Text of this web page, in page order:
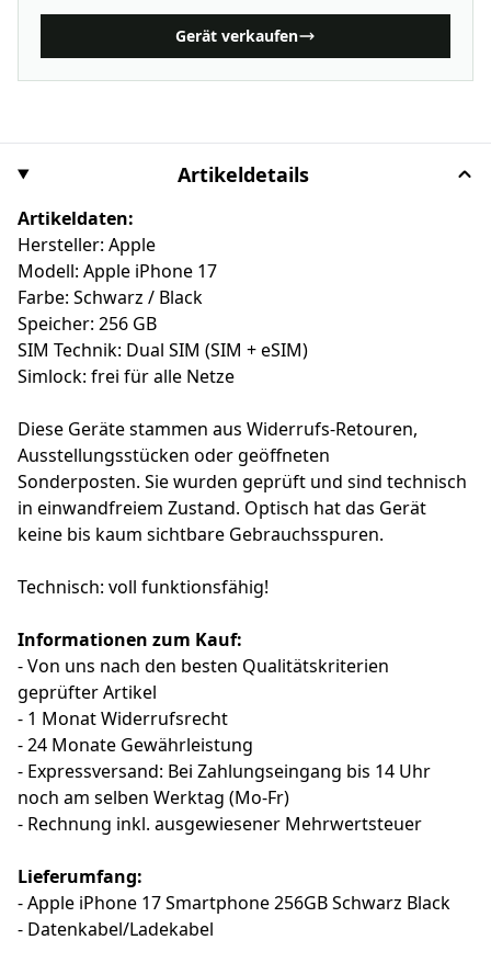
Gerät verkaufen
Artikeldetails
Artikeldaten:
Hersteller: Apple
Modell: Apple iPhone 17
Farbe: Schwarz / Black
Speicher: 256 GB
SIM Technik: Dual SIM (SIM + eSIM)
Simlock: frei für alle Netze
Diese Geräte stammen aus Widerrufs-Retouren,
Ausstellungsstücken oder geöffneten
Sonderposten. Sie wurden geprüft und sind technisch
in einwandfreiem Zustand. Optisch hat das Gerät
keine bis kaum sichtbare Gebrauchsspuren.
Technisch: voll funktionsfähig!
Informationen zum Kauf:
- Von uns nach den besten Qualitätskriterien
geprüfter Artikel
- 1 Monat Widerrufsrecht
- 24 Monate Gewährleistung
- Expressversand: Bei Zahlungseingang bis 14 Uhr
noch am selben Werktag (Mo-Fr)
- Rechnung inkl. ausgewiesener Mehrwertsteuer
Lieferumfang:
- Apple iPhone 17 Smartphone 256GB Schwarz Black
- Datenkabel/Ladekabel